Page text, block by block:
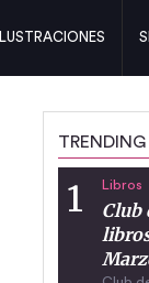
ILUSTRACIONES
TRENDING
Libros
Club